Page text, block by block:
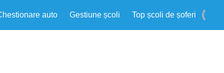
auto Gestiune școli Top școli de șoferi